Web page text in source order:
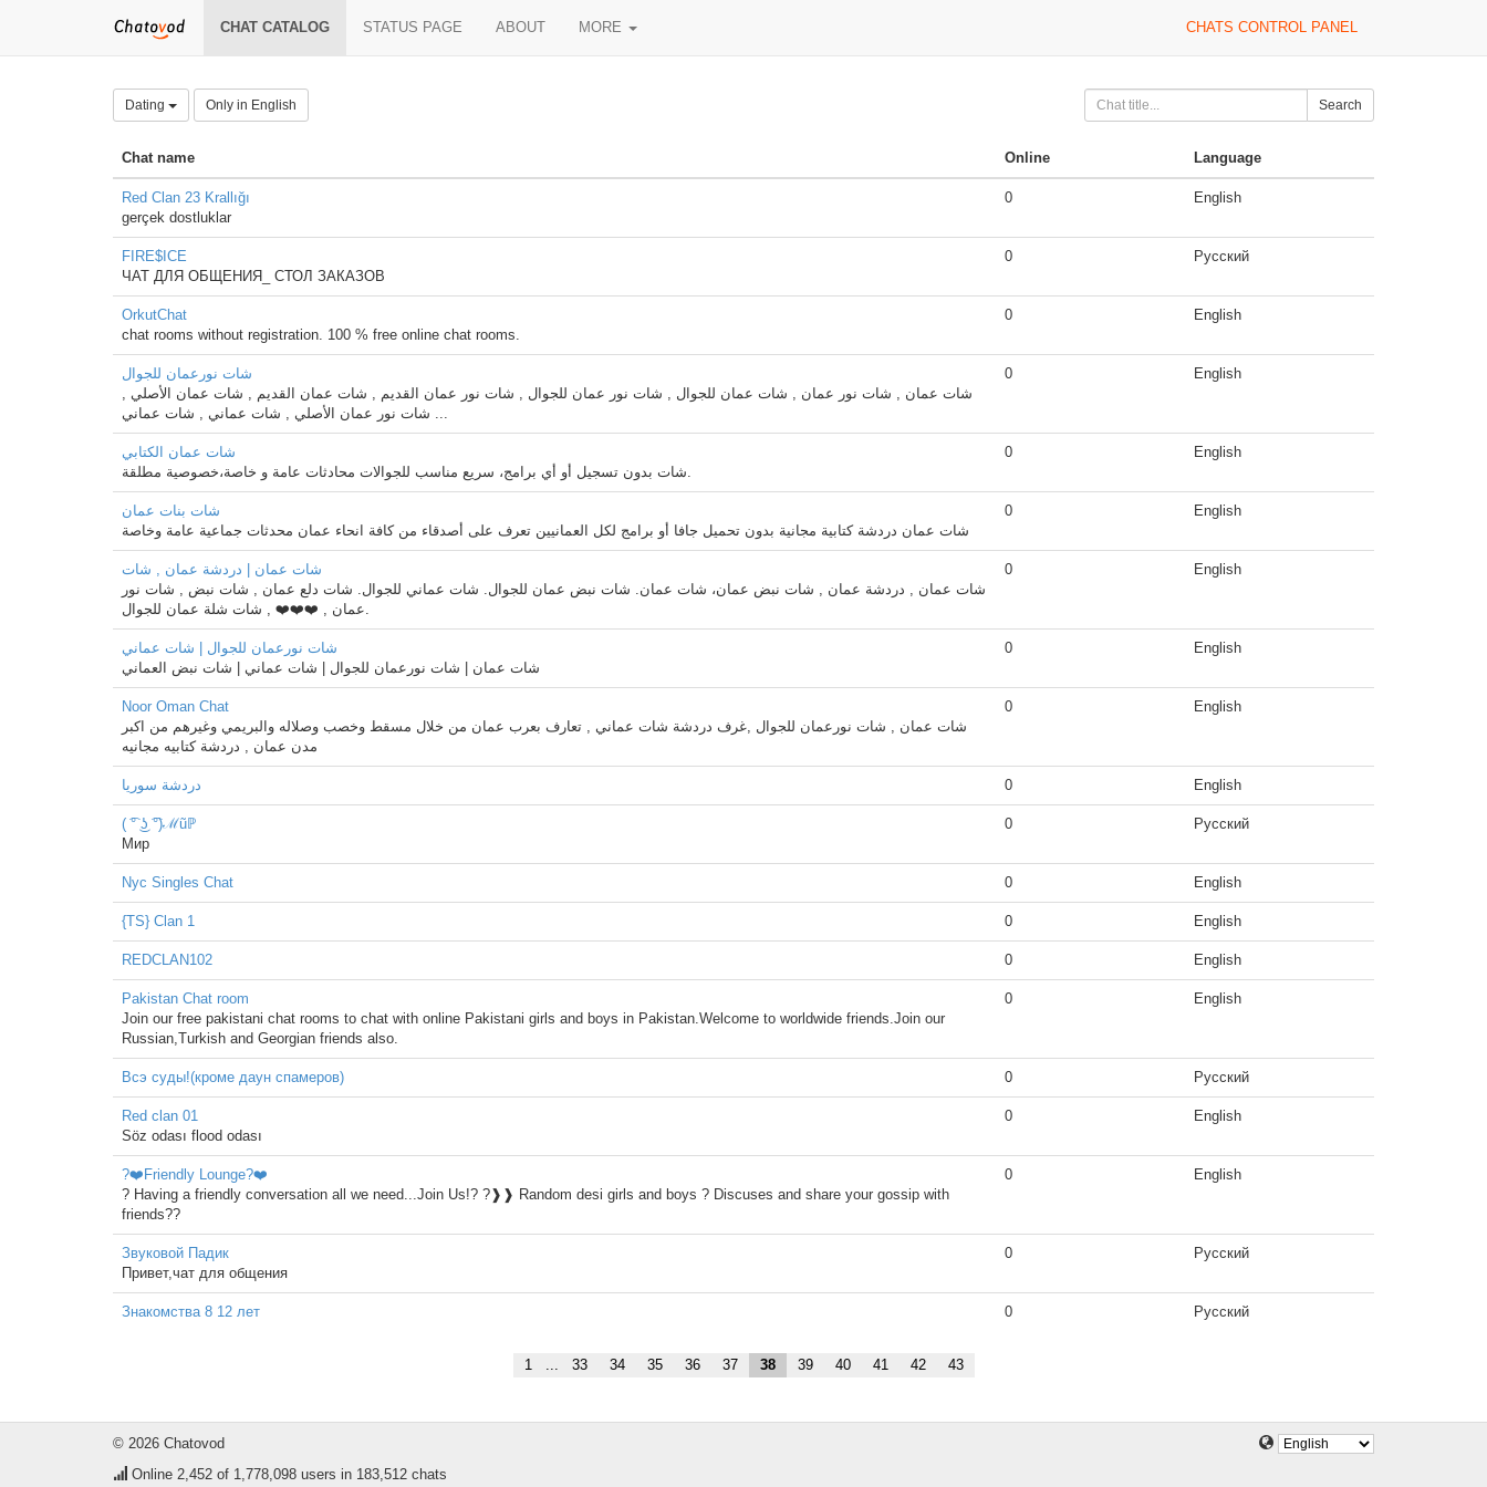
CHAT CATALOG STATUS PAGE ABOUT MORE CHATS CONTROL PANEL
Dating Only in English Search
Chat name Online Language
Red Clan 23 Krallığı
gerçek dostluklar
0 English
FIRE$IСE
ЧАТ ДЛЯ ОБЩЕНИЯ_ СТОЛ ЗАКАЗОВ
0 Русский
OrkutChat
chat rooms without registration. 100 % free online chat rooms.
0 English
شات نورعمان للجوال
شات عمان , شات نور عمان , شات عمان للجوال , شات نور عمان للجوال , شات نور عمان القديم , شات عمان القديم , شات عمان الأصلي ,
شات نور عمان الأصلي , شات عماني , شات عماني ...
0 English
شات عمان الكتابي
شات بدون تسجيل أو أي برامج، سريع مناسب للجوالات محادثات عامة و خاصة،خصوصية مطلقة.
0 English
شات بنات عمان
شات عمان دردشة كتابية مجانية بدون تحميل جافا أو برامج لكل العمانيين تعرف على أصدقاء من كافة انحاء عمان محدثات جماعية عامة وخاصة
0 English
شات عمان | دردشة عمان , شات
شات عمان , دردشة عمان , شات نبض عمان، شات عمان. شات نبض عمان للجوال. شات عماني للجوال. شات دلع عمان , شات نبض , شات نور
عمان , ❤️❤️❤️ , شات شلة عمان للجوال.
0 English
شات نورعمان للجوال | شات عماني
شات عمان | شات نورعمان للجوال | شات عماني | شات نبض العماني
0 English
Noor Oman Chat
شات عمان , شات نورعمان للجوال ,غرف دردشة شات عماني , تعارف بعرب عمان من خلال مسقط وخصب وصلاله والبريمي وغيرهم من اكبر
مدن عمان , دردشة كتابيه مجانيه
0 English
دردشة سوريا 0 English
( ͡° ͜ʖ ͡°)ℳũℙ
Мир
0 Русский
Nyc Singles Chat 0 English
{TS} Clan 1 0 English
REDCLAN102 0 English
Pakistan Chat room
Join our free pakistani chat rooms to chat with online Pakistani girls and boys in Pakistan.Welcome to worldwide friends.Join our
Russian,Turkish and Georgian friends also.
0 English
Всэ суды!(кроме даун спамеров) 0 Русский
Red clan 01
Söz odası flood odası
0 English
?❤️Friendly Lounge?❤️
? Having a friendly conversation all we need...Join Us!? ?❱❱ Random desi girls and boys ? Discuses and share your gossip with
friends??
0 English
Звуковой Падик
Привет,чат для общения
0 Русский
Знакомства 8 12 лет 0 Русский
1 ... 33 34 35 36 37 38 39 40 41 42 43
© 2026 Chatovod
Online 2,452 of 1,778,098 users in 183,512 chats